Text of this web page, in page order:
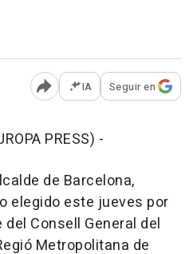
Abrir opciones para
IA Seguir en
PRESS) -
de Barcelona,
elegido este jueves por
Consell General del
Metropolitana de